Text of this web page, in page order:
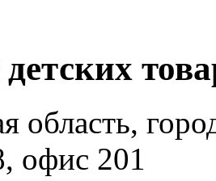
область,
офис 201